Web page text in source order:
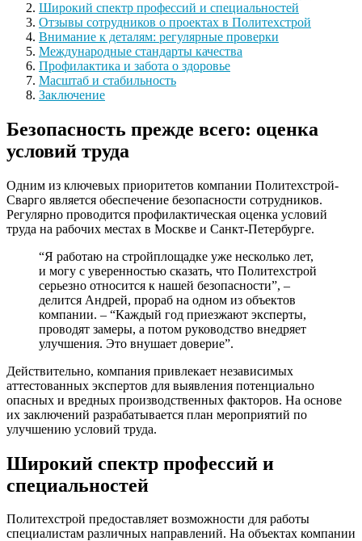
Широкий спектр профессий и специальностей
Отзывы сотрудников о проектах в Политехстрой
Внимание к деталям: регулярные проверки
Международные стандарты качества
Профилактика и забота о здоровье
Масштаб и стабильность
Заключение
Безопасность прежде всего: оценка
условий труда
Одним из ключевых приоритетов компании Политехстрой-
Сварго является обеспечение безопасности сотрудников.
Регулярно проводится профилактическая оценка условий
труда на рабочих местах в Москве и Санкт-Петербурге.
“Я работаю на стройплощадке уже несколько лет,
и могу с уверенностью сказать, что Политехстрой
серьезно относится к нашей безопасности”, –
делится Андрей, прораб на одном из объектов
компании. – “Каждый год приезжают эксперты,
проводят замеры, а потом руководство внедряет
улучшения. Это внушает доверие”.
Действительно, компания привлекает независимых
аттестованных экспертов для выявления потенциально
опасных и вредных производственных факторов. На основе
их заключений разрабатывается план мероприятий по
улучшению условий труда.
Широкий спектр профессий и
специальностей
Политехстрой предоставляет возможности для работы
специалистам различных направлений. На объектах компании